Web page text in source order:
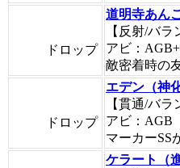
ドロップ
道明寺あん
【反射/バラ
アビ：
敵密着時の
ドロップ
エデン（神化
【貫通/バラ
アビ：AGB
マーカーSS
ケラート（